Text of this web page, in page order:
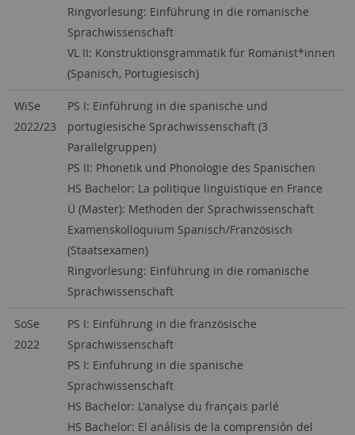
Ringvorlesung: Einführung in die romanische
Sprachwissenschaft
VL II: Konstruktionsgrammatik für Romanist*innen
(Spanisch, Portugiesisch)
WiSe
2022/23
PS I: Einführung in die spanische und
portugiesische Sprachwissenschaft (3
Parallelgruppen)
PS II: Phonetik und Phonologie des Spanischen
HS Bachelor: La politique linguistique en France
Ü (Master): Methoden der Sprachwissenschaft
Examenskolloquium Spanisch/Französisch
(Staatsexamen)
Ringvorlesung: Einführung in die romanische
Sprachwissenschaft
SoSe
2022
PS I: Einführung in die französische
Sprachwissenschaft
PS I: Einführung in die spanische
Sprachwissenschaft
HS Bachelor: L'analyse du français parlé
HS Bachelor: El análisis de la comprensión del